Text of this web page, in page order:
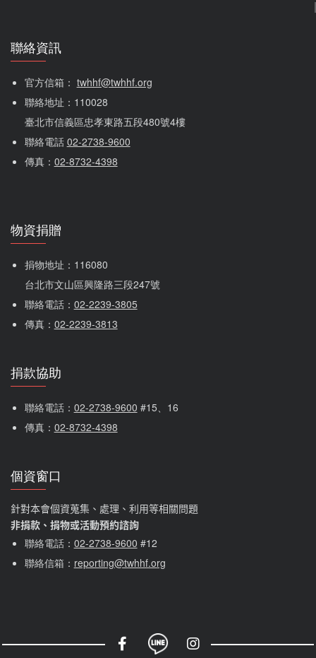
聯絡資訊
官方信箱： twhhf@twhhf.org
聯絡地址：110028
臺北市信義區忠孝東路五段480號4樓
聯絡電話 02-2738-9600
傳真： 02-8732-4398
物資捐贈
捐物地址：116080
台北市文山區興隆路三段247號
聯絡電話： 02-2239-3805
傳真： 02-2239-3813
捐款協助
聯絡電話： 02-2738-9600 #15、16
傳真： 02-8732-4398
個資窗口
針對本會個資蒐集、處理、利用等相關問題
非捐款、捐物或活動預約諮詢
聯絡電話： 02-2738-9600 #12
聯絡信箱： reporting@twhhf.org
社群選單